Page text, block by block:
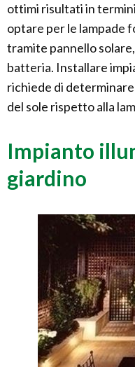
ottimi risultati in
optare per le lampade
tramite pannello
batteria. Installare
richiede di
del sole rispetto alla
Impianto
giardino